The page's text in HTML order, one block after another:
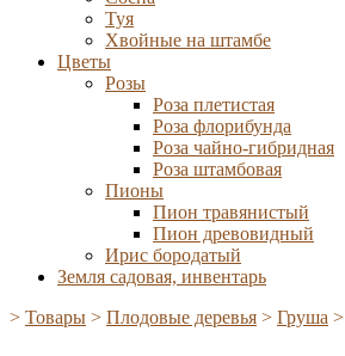
Туя
Хвойные на штамбе
Цветы
Розы
Роза плетистая
Роза флорибунда
Роза чайно-гибридная
Роза штамбовая
Пионы
Пион травянистый
Пион древовидный
Ирис бородатый
Земля садовая, инвентарь
> Товары > Плодовые деревья > Груша >